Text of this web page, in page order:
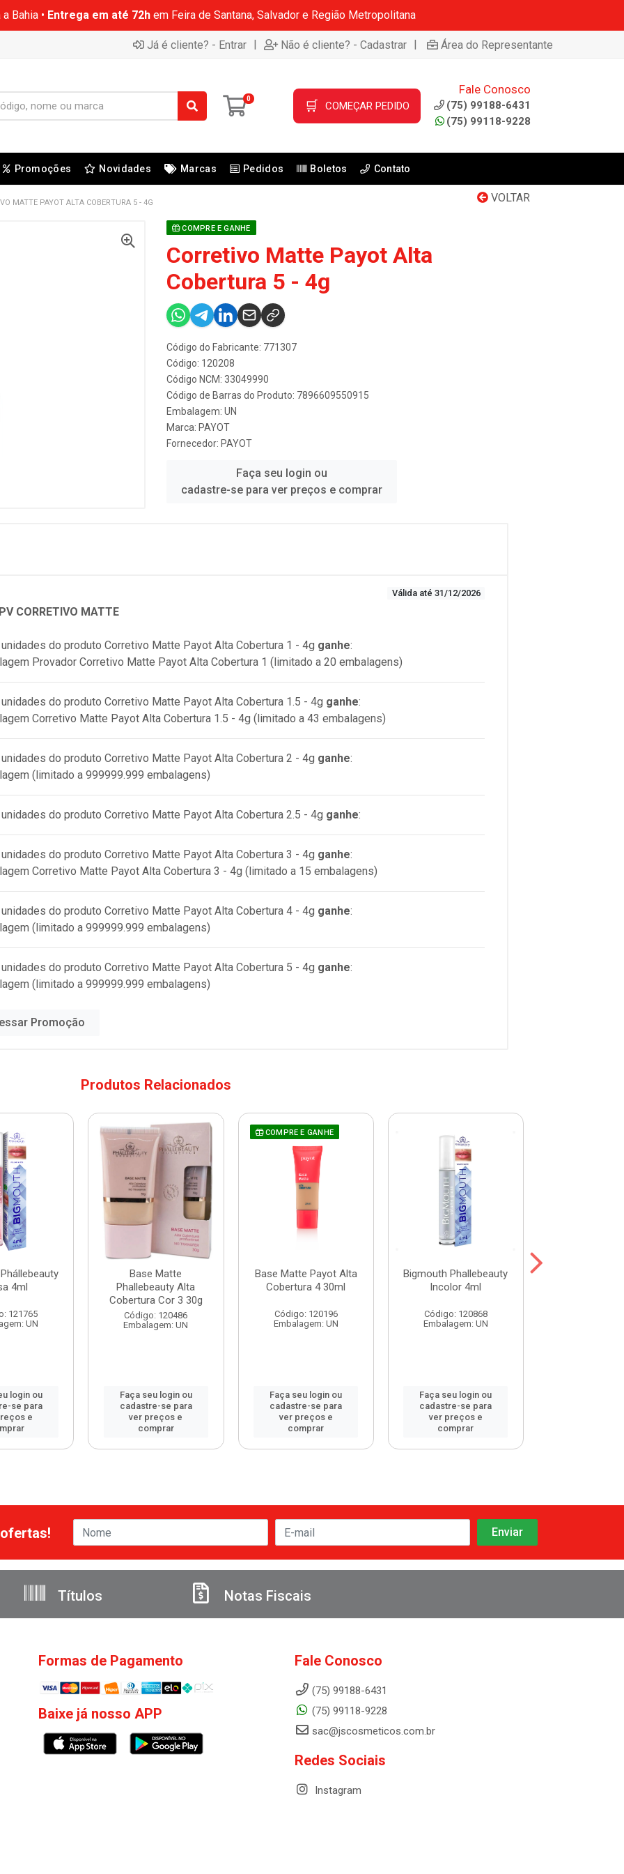
Bahia • Entrega em até 72hem Feira de Santana, Salvador e Região Metropolitana
Já é cliente? - Entrar | Não é cliente? - Cadastrar | Área do Representante
0 🛒 COMEÇAR PEDIDO
Fale Conosco
(75) 99188-6431
(75) 99118-9228
Promoções Novidades Marcas Pedidos Boletos Contato
VOLTAR
MATTE PAYOT ALTA COBERTURA 5 - 4G
COMPRE E GANHE
Corretivo Matte Payot Alta
Cobertura 5 - 4g
Código do Fabricante: 771307
Código: 120208
Código NCM: 33049990
Código de Barras do Produto: 7896609550915
Embalagem: UN
Marca: PAYOT
Fornecedor: PAYOT
Faça seu login ou
cadastre-se para ver preços e comprar
Válida até 31/12/2026
CORRETIVO MATTE
unidades do produtoCorretivo Matte Payot Alta Cobertura 1 - 4g ganhe:
Provador Corretivo Matte Payot Alta Cobertura 1 (limitado a 20 embalagens)
unidades do produtoCorretivo Matte Payot Alta Cobertura 1.5 - 4g ganhe:
Corretivo Matte Payot Alta Cobertura 1.5 - 4g (limitado a 43 embalagens)
unidades do produtoCorretivo Matte Payot Alta Cobertura 2 - 4g ganhe:
(limitado a 999999.999 embalagens)
unidades do produtoCorretivo Matte Payot Alta Cobertura 2.5 - 4g ganhe:
unidades do produtoCorretivo Matte Payot Alta Cobertura 3 - 4g ganhe:
Corretivo Matte Payot Alta Cobertura 3 - 4g (limitado a 15 embalagens)
unidades do produtoCorretivo Matte Payot Alta Cobertura 4 - 4g ganhe:
(limitado a 999999.999 embalagens)
unidades do produtoCorretivo Matte Payot Alta Cobertura 5 - 4g ganhe:
(limitado a 999999.999 embalagens)
Promoção
Produtos Relacionados
4ml
121765
UN
login ou
se para
e
Base Matte
Phallebeauty Alta
Cobertura Cor 3 30g
Código: 120486
Embalagem: UN
Faça seu login ou
cadastre-se para
ver preços e
comprar
COMPRE E GANHE
Base Matte Payot Alta
Cobertura 4 30ml
Código: 120196
Embalagem: UN
Faça seu login ou
cadastre-se para
ver preços e
comprar
Bigmouth Phallebeauty
Incolor 4ml
Código: 120868
Embalagem: UN
Faça seu login ou
cadastre-se para
ver preços e
comprar
Títulos Notas Fiscais
Formas de Pagamento
Baixe já nosso APP
Fale Conosco
(75) 99188-6431
(75) 99118-9228
sac@jscosmeticos.com.br
Redes Sociais
Instagram